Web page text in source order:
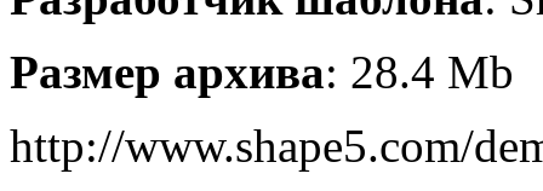
Размер архива: 28.4 Mb
http://www.shape5.com/